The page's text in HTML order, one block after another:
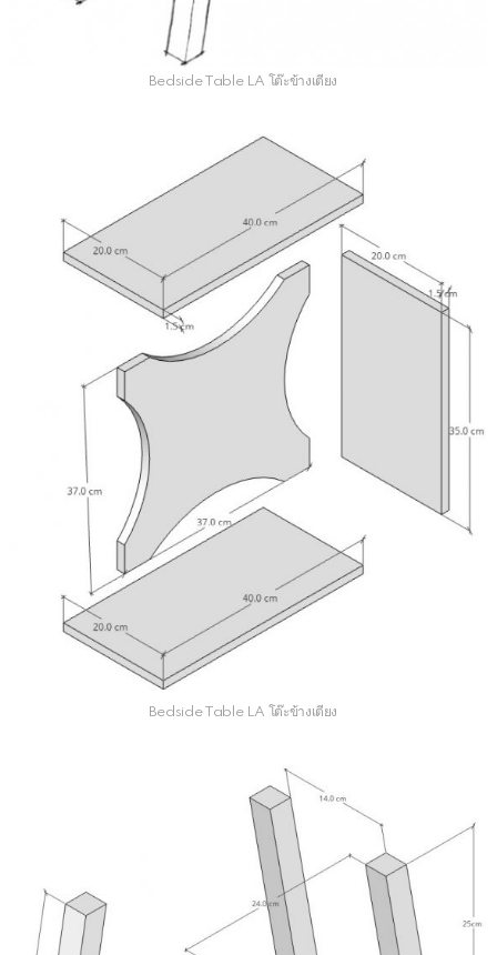
Bedside Table LA โต๊ะข้างเตียง
Bedside Table LA โต๊ะข้างเตียง